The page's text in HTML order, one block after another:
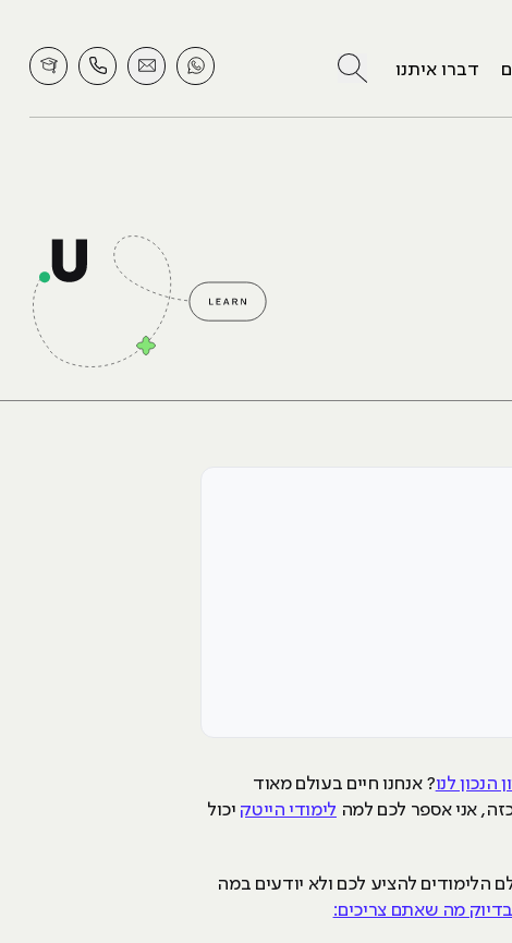
דברו איתנו לחץ לחיפוש
הנכון לנו? אנחנו חיים בעולם מאוד
כזה, אני אספר לכם למה לימודי הייטק יכול
הלימודים להציע לכם ולא יודעים במה
מה שאתם צריכים: